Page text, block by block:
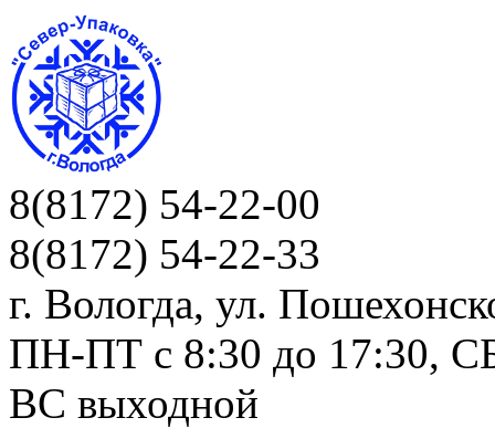
8(8172) 54-22-00
8(8172) 54-22-33
г. Вологда, ул.
ПН-ПТ c 8:30 до 17:30,
ВС выходной